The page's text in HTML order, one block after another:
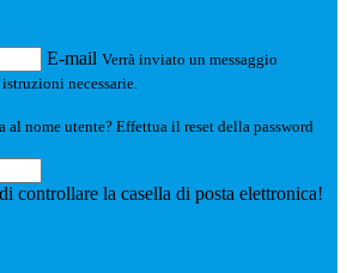
E-mail Verrà inviato un messaggio
necessarie.
al nome utente? Effettua il reset della password
controllare la casella di posta elettronica!